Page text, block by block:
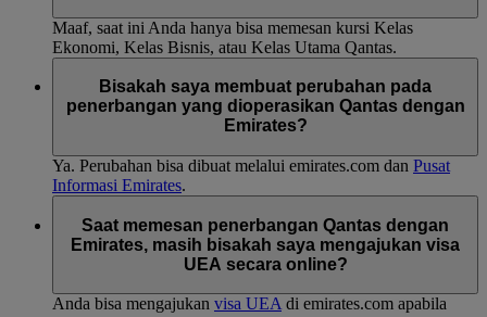
Maaf, saat ini Anda hanya bisa memesan kursi Kelas
Ekonomi, Kelas Bisnis, atau Kelas Utama Qantas.
Bisakah saya membuat perubahan pada
penerbangan yang dioperasikan Qantas dengan
Emirates?
Ya. Perubahan bisa dibuat melalui emirates.com dan Pusat
Informasi Emirates.
Saat memesan penerbangan Qantas dengan
Emirates, masih bisakah saya mengajukan visa
UEA secara online?
Anda bisa mengajukan visa UEA di emirates.com apabila